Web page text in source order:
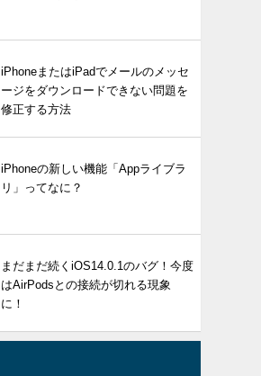
iPhoneまたはiPadでメールのメッセ
ージをダウンロードできない問題を
修正する方法
iPhoneの新しい機能「Appライブラ
リ」ってなに？
まだまだ続くiOS14.0.1のバグ！今度
はAirPodsとの接続が切れる現象
に！